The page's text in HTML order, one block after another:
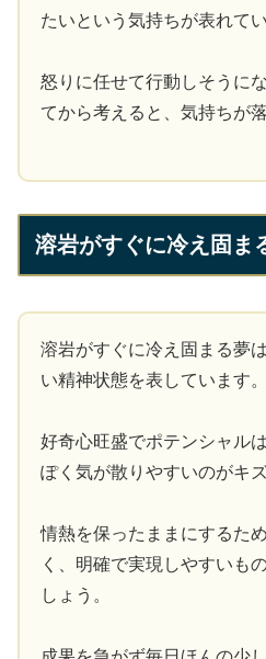
たいという気持ちが表れてい
怒りに任せて行動しそうに
てから考えると、気持ちが
溶岩がすぐに冷え固ま
溶岩がすぐに冷え固まる夢
い精神状態を表しています。
好奇心旺盛でポテンシャル
ぽく気が散りやすいのがキズ
情熱を保ったままにするた
く、明確で実現しやすいも
しょう。